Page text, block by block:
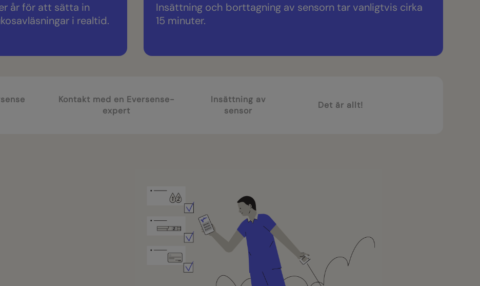
år för att sätta in
i realtid.
Insättning och borttagning av sensorn tar vanligtvis cirka
15 minuter.
Kontakt med en Eversense-
expert
Insättning av
sensor
Det är allt!